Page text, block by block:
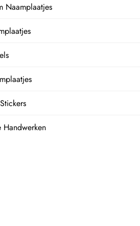
Naamplaatjes
Handwerken